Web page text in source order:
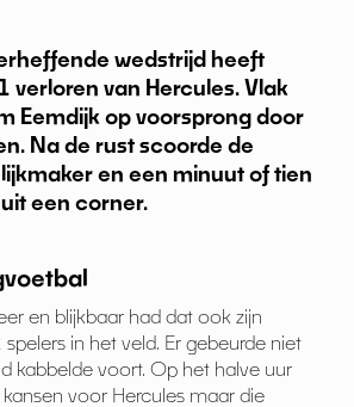
wedstrijd heeft
verloren van Hercules. Vlak
Eemdijk op voorsprong door
Na de rust scoorde de
en een minuut of tien
een corner.
en blijkbaar had dat ook zijn
in het veld. Er gebeurde niet
kabbelde voort. Op het halve uur
voor Hercules maar die